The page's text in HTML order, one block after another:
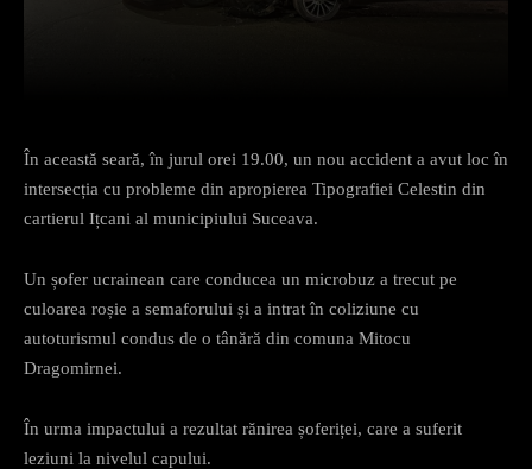
În această seară, în jurul orei 19.00, un nou accident a avut loc în
intersecția cu probleme din apropierea Tipografiei Celestin din
cartierul Ițcani al municipiului Suceava.
Un șofer ucrainean care conducea un microbuz a trecut pe
culoarea roșie a semaforului și a intrat în coliziune cu
autoturismul condus de o tânără din comuna Mitocu
Dragomirnei.
În urma impactului a rezultat rănirea șoferiței, care a suferit
leziuni la nivelul capului.